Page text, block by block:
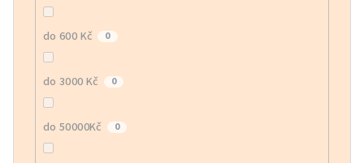
do 600 Kč 0
do 3000 Kč 0
do 50000Kč 0